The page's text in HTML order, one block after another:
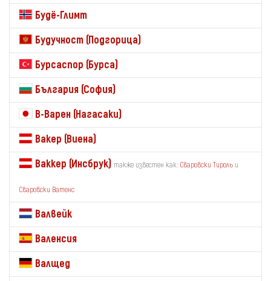
Будё-Глимт
Будучност (Подгорица)
Бурсаспор (Бурса)
България (София)
В-Варен (Нагасаки)
Вакер (Виена)
Ваккер (Инсбрук) также известен как: Сваровски Тироль и
Сваровски Ватенс
Валвейк
Валенсия
Валщед